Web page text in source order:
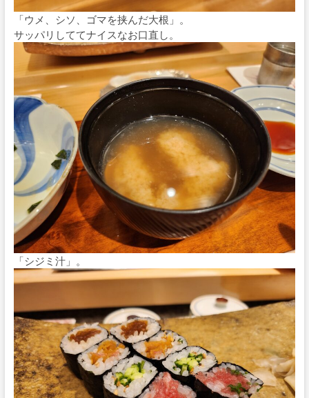
「ウメ、シソ、ゴマを挟んだ大根」。
サッパリしててナイスなお口直し。
「シジミ汁」。